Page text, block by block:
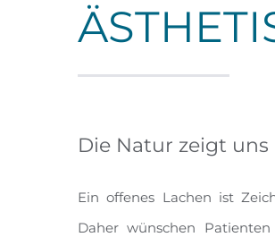
Die Natur zeigt uns
Ein offenes Lachen ist
Daher wünschen